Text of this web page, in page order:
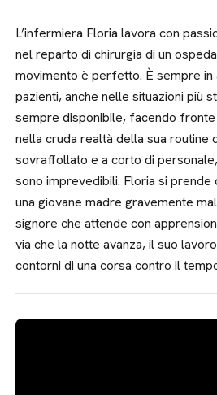
L’infermiera Floria lavora con
nel reparto di chirurgia di un
movimento è perfetto. È sempre in
pazienti, anche nelle situazioni più
sempre disponibile, facendo
nella cruda realtà della sua routine
sovraffollato e a corto di
sono imprevedibili. Floria si prende
una giovane madre gravemente
signore che attende con
via che la notte avanza, il suo
contorni di una corsa contro il